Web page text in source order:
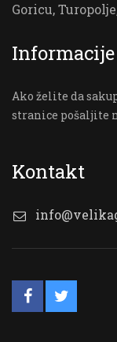
Goricu,
Informacije
Ako želite da
stranice pošaljite
Kontakt